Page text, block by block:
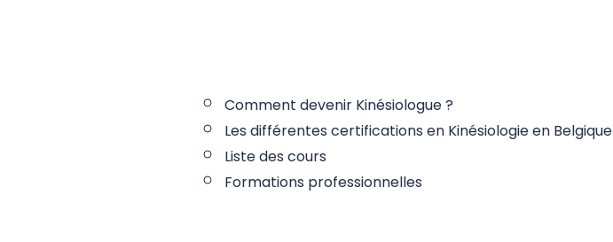
Comment devenir Kinésiologue ?
Les différentes certifications en Kinésiologie en Belgique
Liste des cours
Formations professionnelles